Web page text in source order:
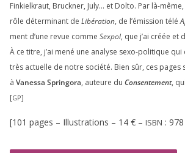
Finkielkraut, Bruckner, July… et Dolto. Par là-
rôle déter­mi­nant de Libération, de l’émission télé
ment d’une revue comme Sexpol, que j’ai créée et
À ce titre, j’ai mené une ana­lyse sexo-poli­tique
très actuelle de notre socié­té. Bien sûr, ces pages
à Vanessa Springora, auteure du Consentement,
[GP]
[101 pages – Illustrations – 14 € – ISBN : 978